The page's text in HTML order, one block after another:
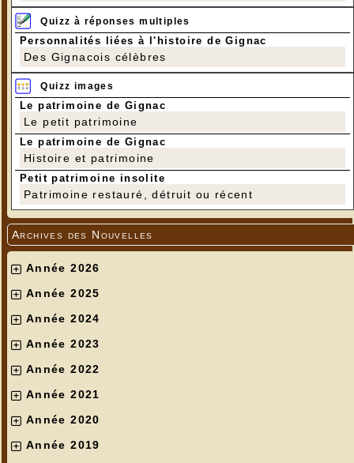
Quizz à réponses multiples
Personnalités liées à l'histoire de Gignac
Des Gignacois célèbres
Quizz images
Le patrimoine de Gignac
Le petit patrimoine
Le patrimoine de Gignac
Histoire et patrimoine
Petit patrimoine insolite
Patrimoine restauré, détruit ou récent
Archives des Nouvelles
Année 2026
Année 2025
Année 2024
Année 2023
Année 2022
Année 2021
Année 2020
Année 2019